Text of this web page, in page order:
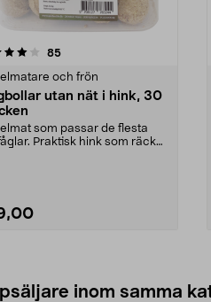
85recensioner
och frön
utan nät i hink, 30
som passar de flesta
Praktisk hink som räcker
4.0av 5 stjärnor
inom samma